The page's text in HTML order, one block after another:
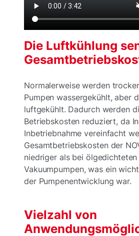
Die Luftkühlung
Normalerweise werden
Pumpen wassergekühlt, aber
luftgekühlt. Dadurch werden
Betriebskosten reduziert, da
Inbetriebnahme vereinfacht
Gesamtbetriebskosten der
niedriger als bei ölgedichteten
Vakuumpumpen, was ein
der Pumpenentwicklung war.
Vielzahl von